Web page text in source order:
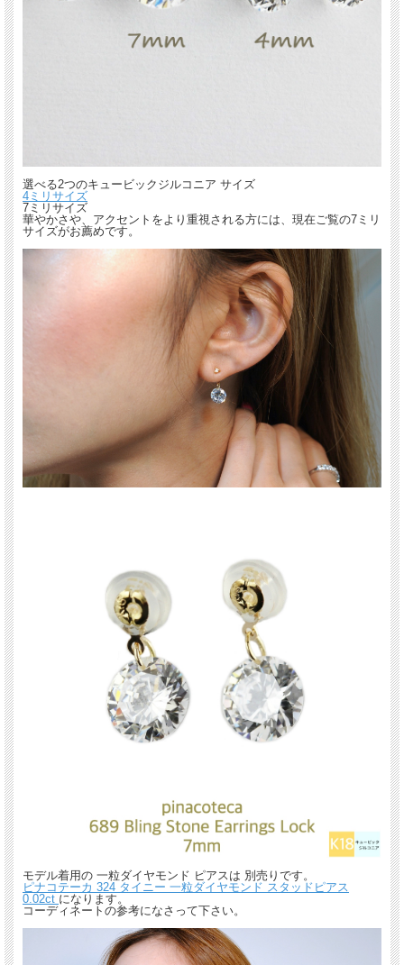
選べる2つのキュービックジルコニア サイズ
4ミリサイズ
7ミリサイズ
華やかさや、アクセントをより重視される方には、現在ご覧の7ミリ
サイズがお薦めです。
モデル着用の 一粒ダイヤモンド ピアスは 別売りです。
ピナコテーカ 324 タイニー 一粒ダイヤモンド スタッドピアス
0.02ct になります。
コーディネートの参考になさって下さい。